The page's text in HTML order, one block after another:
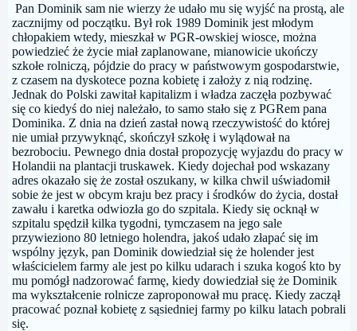
Pan Dominik sam nie wierzy że udało mu się wyjść na prostą, ale
zacznijmy od początku. Był rok 1989 Dominik jest młodym
chłopakiem wtedy, mieszkał w PGR-owskiej wiosce, można
powiedzieć że życie miał zaplanowane, mianowicie ukończy
szkołe rolniczą, pójdzie do pracy w państwowym gospodarstwie,
z czasem na dyskotece pozna kobietę i założy z nią rodzinę.
Jednak do Polski zawitał kapitalizm i władza zaczęła pozbywać
się co kiedyś do niej należało, to samo stało się z PGRem pana
Dominika. Z dnia na dzień zastał nową rzeczywistość do której
nie umiał przywyknąć, skończył szkołę i wylądował na
bezrobociu. Pewnego dnia dostał propozycję wyjazdu do pracy w
Holandii na plantacji truskawek. Kiedy dojechał pod wskazany
adres okazało się że został oszukany, w kilka chwil uświadomił
sobie że jest w obcym kraju bez pracy i środków do życia, dostał
zawału i karetka odwiozła go do szpitala. Kiedy się ocknął w
szpitalu spędził kilka tygodni, tymczasem na jego sale
przywieziono 80 letniego holendra, jakoś udało złapać się im
wspólny język, pan Dominik dowiedział się że holender jest
właścicielem farmy ale jest po kilku udarach i szuka kogoś kto by
mu pomógł nadzorować farmę, kiedy dowiedział się że Dominik
ma wykształcenie rolnicze zaproponował mu pracę. Kiedy zaczął
pracować poznał kobietę z sąsiedniej farmy po kilku latach pobrali
się.